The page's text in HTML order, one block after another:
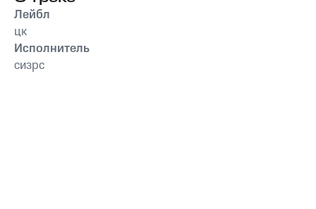
Лейбл
цк
Исполнитель
сизрс